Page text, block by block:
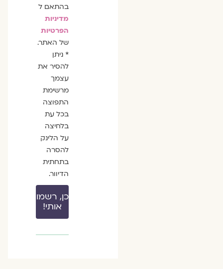
בהתאם ל
מדיניות
הפרטיות
של האתר.
* ניתן
להסיר את
עצמך
מרשימת
התפוצה
בכל עת
בלחיצה
על הלינק
להסרה
בתחתית
הדיוור.
כן, רשמו
אותי!